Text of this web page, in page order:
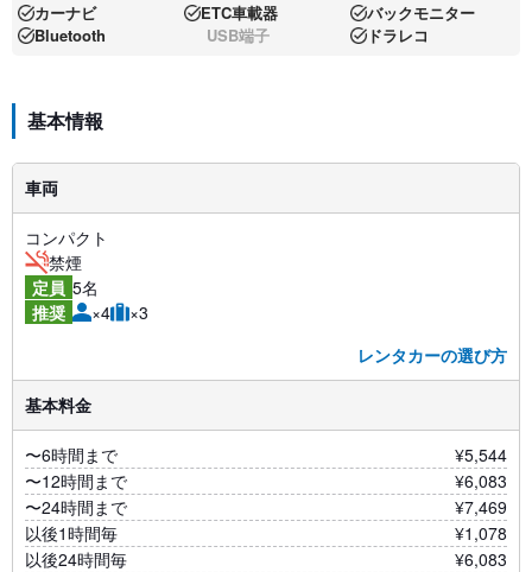
カーナビ ETC車載器
バックモニター
Bluetooth
USB端子 ドラレコ
基本情報
車両
コンパクト
禁煙
定員 5名
推奨
×4
×3
レンタカーの選び方
基本料金
〜6時間まで
¥5,544
〜12時間まで
¥6,083
〜24時間まで
¥7,469
以後1時間毎
¥1,078
以後24時間毎
¥6,083